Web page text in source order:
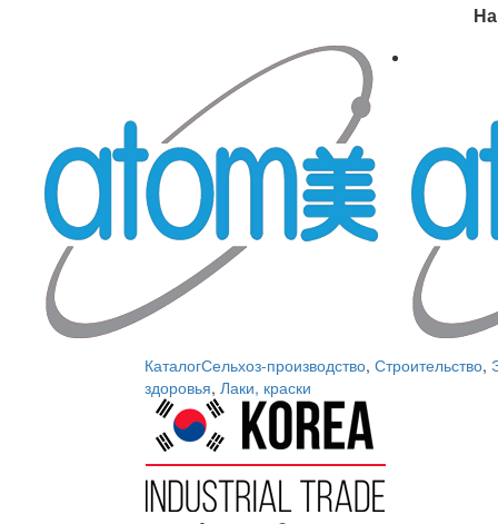
КаталогСельхоз-производство, Строительство,
здоровья, Лаки, краски